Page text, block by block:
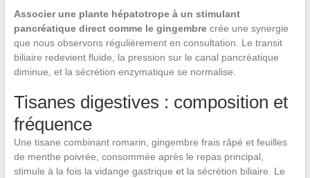
Associer une plante hépatotrope à un stimulant
pancréatique direct comme le gingembrecrée une synergie
que nous observons régulièrement en consultation. Le transit
biliaire redevient fluide, la pression sur le canal pancréatique
diminue, et la sécrétion enzymatique se normalise.
Tisanes digestives : composition et
fréquence
Une tisane combinant romarin, gingembre frais râpé et feuilles
de menthe poivrée, consommée après le repas principal,
stimule à la fois la vidange gastrique et la sécrétion biliaire. Le